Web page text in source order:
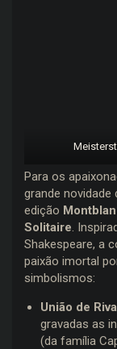
Para os
grande novidade
edição
Solitaire.
Shakespeare, a
paixão imortal
simbolismos:
União de
gravadas as
(da família